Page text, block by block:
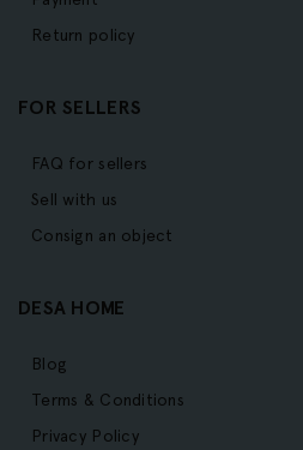
Return policy
FOR SELLERS
FAQ for sellers
Sell with us
Consign an object
DESA HOME
Blog
Terms & Conditions
Privacy Policy